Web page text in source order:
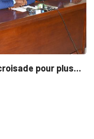
INTÉGRATION RÉGIONALE
Gestion concertée et